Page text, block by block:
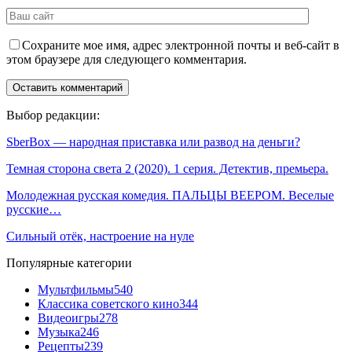
Сохраните мое имя, адрес электронной почты и веб-сайт в
этом браузере для следующего комментария.
Выбор редакции:
SberBox — народная приставка или развод на деньги?
Темная сторона света 2 (2020). 1 серия. Детектив, премьера.
Молодежная русская комедия. ПАЛЬЦЫ ВЕЕРОМ. Веселые
русские…
Сильный отёк, настроение на нуле
Популярные категории
Мультфильмы540
Классика советского кино344
Видеоигры278
Музыка246
Рецепты239